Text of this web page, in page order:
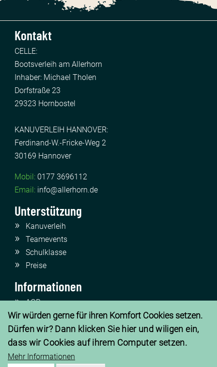
Kontakt
CELLE:
Bootsverleih am Allerhorn
Inhaber: Michael Tholen
Dorfstraße 23
29323 Hornbostel
KANUVERLEIH HANNOVER:
Ferdinand-W.-Fricke-Weg 2
30169 Hannover
Mobil: 0177 3696112
Email: info@allerhorn.de
Unterstützung
Kanuverleih
Teamevents
Schulklasse
Preise
Informationen
AGB
Datenschutz
Impressum
Qualität
Rückrufservice
Wir würden gerne für ihren Komfort Cookies setzen.
Dürfen wir? Dann klicken Sie hier und wiligen ein,
dass wir Cookies auf ihrem Computer setzen.
Mehr Informationen